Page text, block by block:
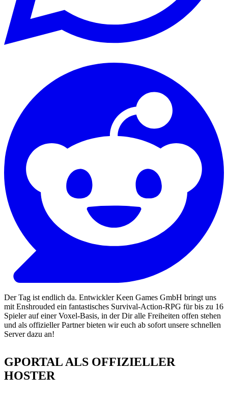
Der Tag ist endlich da. Entwickler Keen Games GmbH bringt uns
mit Enshrouded ein fantastisches Survival-Action-RPG für bis zu 16
Spieler auf einer Voxel-Basis, in der Dir alle Freiheiten offen stehen
und als offizieller Partner bieten wir euch ab sofort unsere schnellen
Server dazu an!
GPORTAL ALS OFFIZIELLER
HOSTER